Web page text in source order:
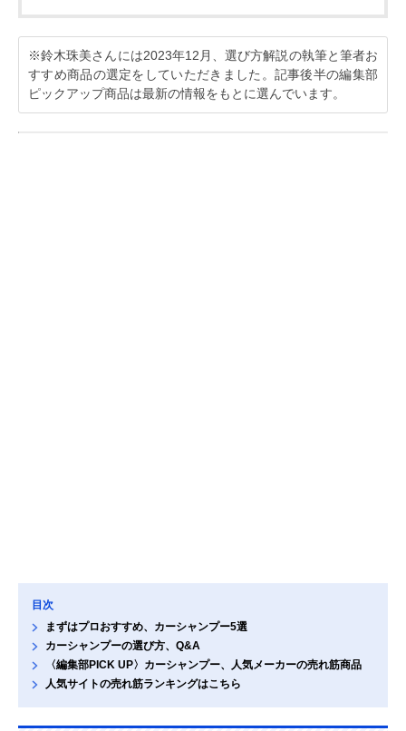
※鈴木珠美さんには2023年12月、選び方解説の執筆と筆者お
すすめ商品の選定をしていただきました。記事後半の編集部
ピックアップ商品は最新の情報をもとに選んでいます。
目次
まずはプロおすすめ、カーシャンプー5選
カーシャンプーの選び方、Q&A
〈編集部PICK UP〉カーシャンプー、人気メーカーの売れ筋商品
人気サイトの売れ筋ランキングはこちら